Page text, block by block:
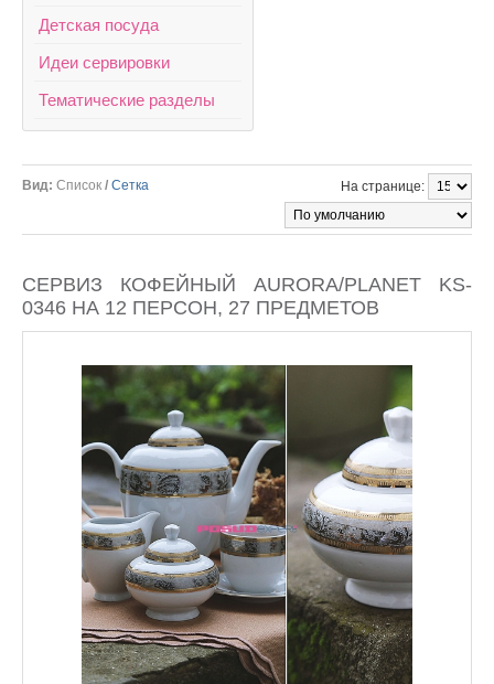
Детская посуда
Идеи сервировки
Тематические разделы
Вид: Список / Сетка На странице:
СЕРВИЗ КОФЕЙНЫЙ AURORA/PLANET KS-
0346 НА 12 ПЕРСОН, 27 ПРЕДМЕТОВ